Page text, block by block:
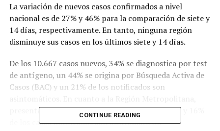
La variación de nuevos casos confirmados a nivel
nacional es de 27% y 46% para la comparación de siete y
14 días, respectivamente. En tanto, ninguna región
disminuye sus casos en los últimos siete y 14 días.
De los 10.667 casos nuevos, 34% se diagnostica por test
de antígeno, un 44% se origina por Búsqueda Activa de
Casos (BAC) y un 21% de los notificados son
presenta un 30% por antígeno, un 37% por BAC y 16%
de los casos notificados son asintomáticos.
CONTINUE READING